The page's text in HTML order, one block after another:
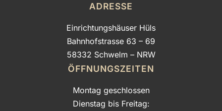
ADRESSE
Einrichtungshäuser Hüls
Bahnhofstrasse 63 – 69
58332 Schwelm – NRW
ÖFFNUNGSZEITEN
Montag geschlossen
Dienstag bis Freitag: